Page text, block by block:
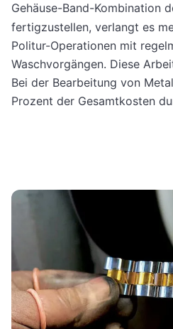
Gehäuse-Band-Kombination
fertigzustellen, verlangt es
Politur-Operationen mit
Waschvorgängen. Diese
Bei der Bearbeitung von
Prozent der Gesamtkosten